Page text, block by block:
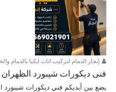
إنجاز الدمام لتركيب اثاث ايكيا بالدمام
فنى ديكورات شيبورد الظهران
يضع بين أيديكم فني ديكورات شيبورد